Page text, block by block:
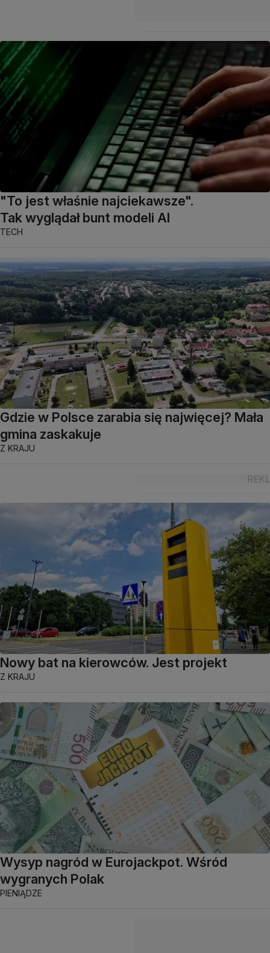
"To jest właśnie najciekawsze".
Tak wyglądał bunt modeli AI
TECH
Gdzie w Polsce zarabia się najwięcej? Mała
gmina zaskakuje
Z KRAJU
Nowy bat na kierowców. Jest projekt
Z KRAJU
Wysyp nagród w Eurojackpot. Wśród
wygranych Polak
PIENIĄDZE